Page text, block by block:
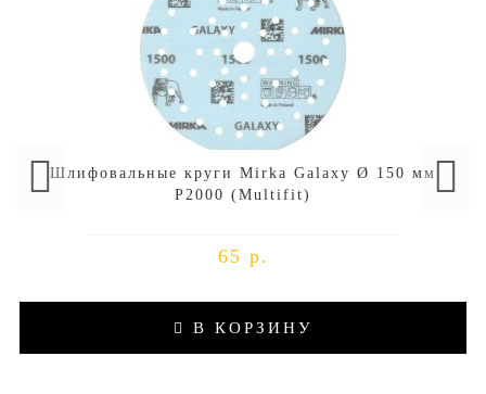
Шлифовальные круги Mirka Galaxy Ø 150 мм
P2000 (Multifit)
65 р.
В КОРЗИНУ